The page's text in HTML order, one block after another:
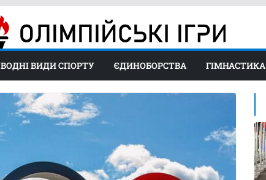
ВОДНІ ВИДИ СПОРТУ ЄДИНОБОРСТВА ГІМНАСТИКА